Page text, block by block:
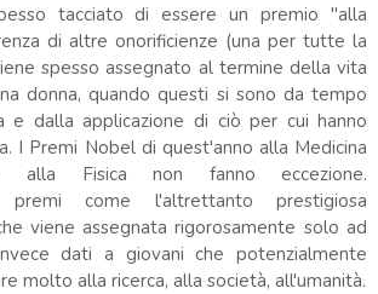
tacciato di essere un premio "alla
di altre onorificienze (una per tutte la
spesso assegnato al termine della vita
donna, quando questi si sono da tempo
e dalla applicazione di ciò per cui hanno
I Premi Nobel di quest'anno alla Medicina
alla Fisica non fanno eccezione.
premi come l'altrettanto prestigiosa
viene assegnata rigorosamente solo ad
dati a giovani che potenzialmente
molto alla ricerca, alla società, all'umanità.